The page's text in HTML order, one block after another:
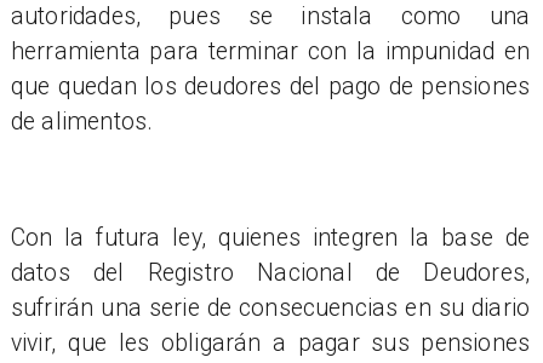
autoridades, pues se instala como una
herramienta para terminar con la impunidad en
que quedan los deudores del pago de pensiones
de alimentos.
Con la futura ley, quienes integren la base de
datos del Registro Nacional de Deudores,
sufrirán una serie de consecuencias en su diario
vivir, que les obligarán a pagar sus pensiones